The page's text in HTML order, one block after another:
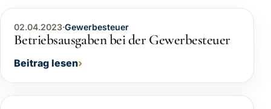
02.04.2023·Gewerbesteuer
Betriebsausgaben bei der Gewerbesteuer
Beitrag lesen